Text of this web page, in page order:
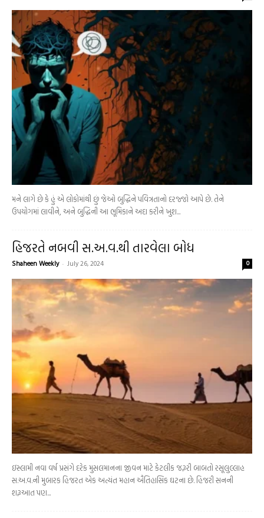
મને લાગે છે કે હું એ લોકોમાંથી છું જેઓ બુદ્ધિને પવિત્રતાનો દરજ્જો આપે છે. તેને
ઉપયોગમાં લાવીને, અને બુદ્ધિની આ ભૂમિકાને અદા કરીને ખુશ...
હિજરતે નબવી સ.અ.વ.થી તારવેલા બોધ
Shaheen Weekly - July 26, 2024 0
ઇસ્લામી નવા વર્ષ પ્રસંગે દરેક મુસલમાનના જીવન માટે કેટલીક જરૂરી બાબતો રસૂલુલ્લાહ
સ.અ.વ.ની મુબારક હિજરત એક અત્યંત મહાન ઐતિહાસિક ઘટના છે. હિજરી સનની
શરૂઆત પણ...